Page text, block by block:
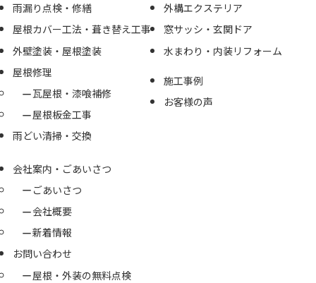
雨漏り点検・修繕
屋根カバー工法・葺き替え工事
外壁塗装・屋根塗装
屋根修理
瓦屋根・漆喰補修
屋根板金工事
雨どい清掃・交換
外構エクステリア
窓サッシ・玄関ドア
水まわり・内装リフォーム
施工事例
お客様の声
会社案内・ごあいさつ
ごあいさつ
会社概要
新着情報
お問い合わせ
屋根・外装の無料点検